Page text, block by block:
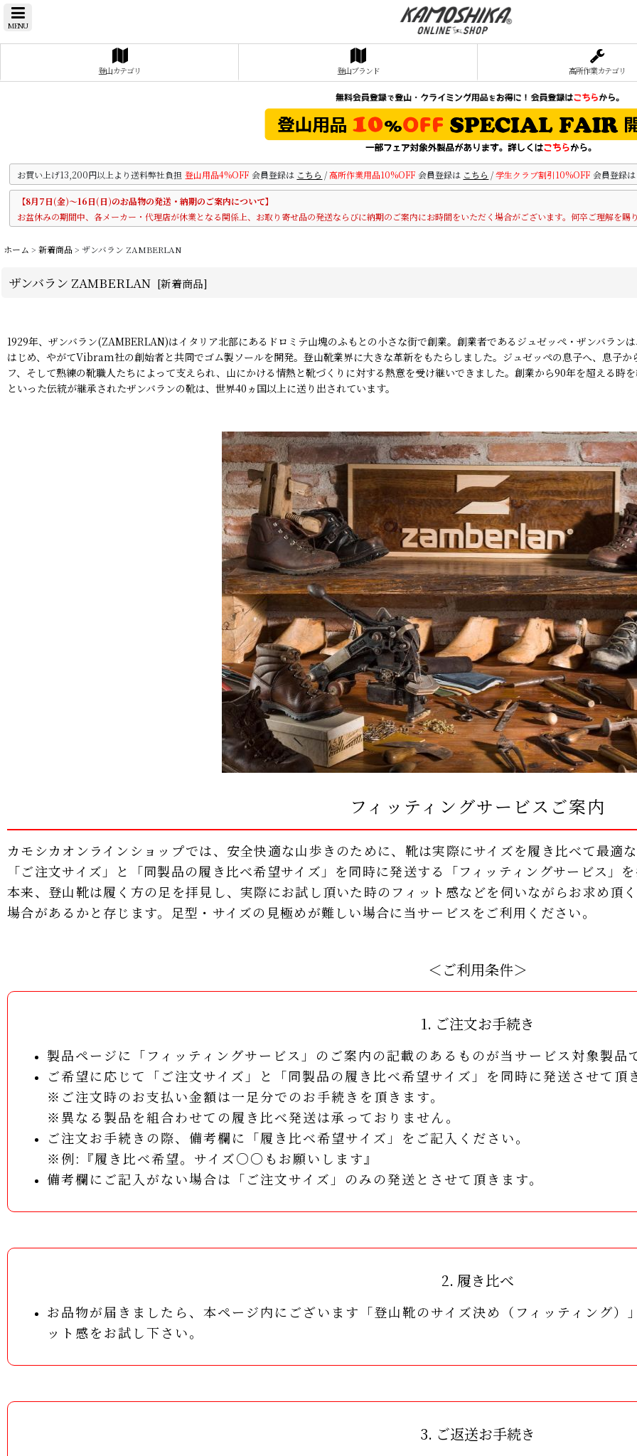
MENU
登山カテゴリ 登山ブランド 高所作業カテゴリ
お買い上げ13,200円以上より送料弊社負担 登山用品4%OFF 会員登録は こちら /高所作業用品10%OFF 会員登録は こちら /学生クラブ割引10%OFF 会員登録は
【8月7日(金)～16日(日)のお品物の発送・納期のご案内について】
お盆休みの期間中、各メーカー・代理店が休業となる関係上、お取り寄せ品の発送ならびに納期のご案内にお時間をいただく場合がございます。何卒ご理解を賜
ホーム > 新着商品> ザンバラン ZAMBERLAN
ザンバラン ZAMBERLAN [新着商品]
1929年、ザンバラン(ZAMBERLAN)はイタリア北部にあるドロミテ山塊のふもとの小さな街で創業。創業者であるジュゼッペ・ザンバラン
はじめ、やがてVibram社の創始者と共同でゴム製ソールを開発。登山靴業界に大きな革新をもたらしました。ジュゼッペの息子へ、息子
フ、そして熟練の靴職人たちによって支えられ、山にかける情熱と靴づくりに対する熱意を受け継いできました。創業から90年を超える時
といった伝統が継承されたザンバランの靴は、世界40ヵ国以上に送り出されています。
フィッティングサービスご案内
カモシカオンラインショップでは、安全快適な山歩きのために、靴は実際にサイズを履き比べて最適
「ご注文サイズ」と「同製品の履き比べ希望サイズ」を同時に発送する「フィッティングサービス」を
本来、登山靴は履く方の足を拝見し、実際にお試し頂いた時のフィット感などを伺いながらお求め頂
場合があるかと存じます。足型・サイズの見極めが難しい場合に当サービスをご利用ください。
＜ご利用条件＞
1. ご注文お手続き
製品ページに「フィッティングサービス」のご案内の記載のあるものが当サービス対象製品で
ご希望に応じて「ご注文サイズ」と「同製品の履き比べ希望サイズ」を同時に発送させて頂
※ご注文時のお支払い金額は一足分でのお手続きを頂きます。
※異なる製品を組合わせての履き比べ発送は承っておりません。
ご注文お手続きの際、備考欄に「履き比べ希望サイズ」をご記入ください。
※例:『履き比べ希望。サイズ○○もお願いします』
備考欄にご記入がない場合は「ご注文サイズ」のみの発送とさせて頂きます。
2. 履き比べ
お品物が届きましたら、本ページ内にございます「登山靴のサイズ決め（フィッティング）
ット感をお試し下さい。
3. ご返送お手続き